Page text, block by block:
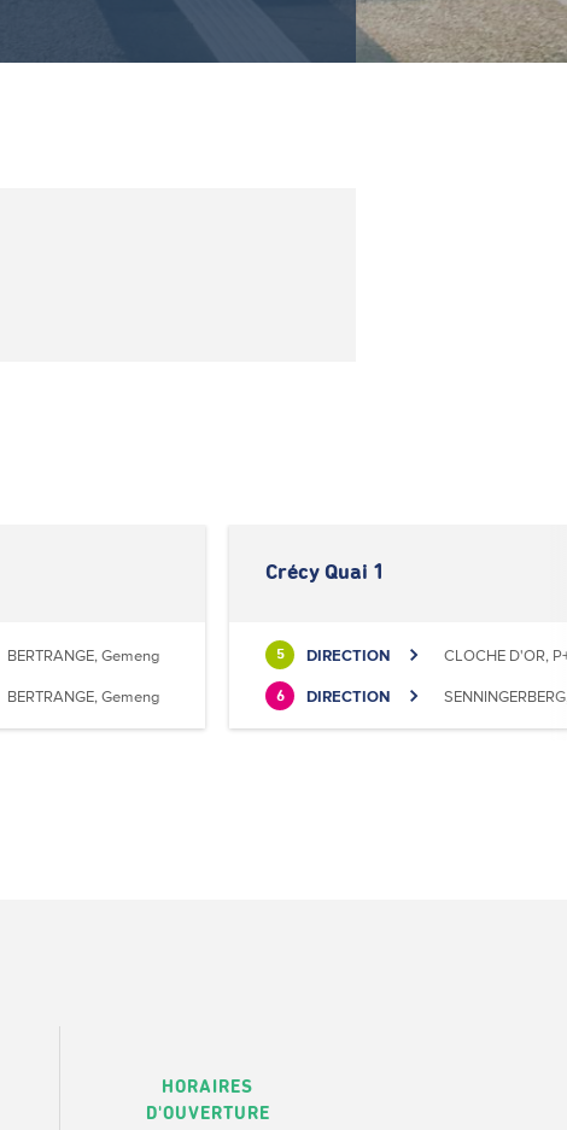
BERTRANGE, Gemeng
BERTRANGE, Gemeng
Crécy Quai 1
5 DIRECTION CLOCHE D'OR,
6 DIRECTION
HORAIRES
D'OUVERTURE